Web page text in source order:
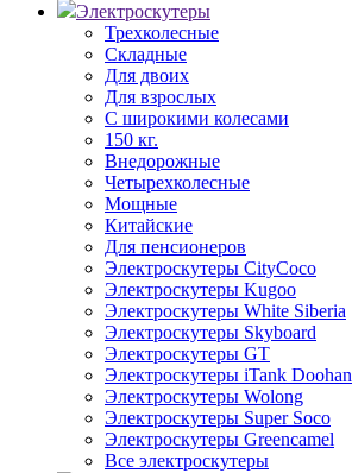
Электроскутеры
Трехколесные
Складные
Для двоих
Для взрослых
С широкими колесами
150 кг.
Внедорожные
Четырехколесные
Мощные
Китайские
Для пенсионеров
Электроскутеры CityCoco
Электроскутеры Kugoo
Электроскутеры White Siberia
Электроскутеры Skyboard
Электроскутеры GT
Электроскутеры iTank Doohan
Электроскутеры Wolong
Электроскутеры Super Soco
Электроскутеры Greencamel
Все электроскутеры